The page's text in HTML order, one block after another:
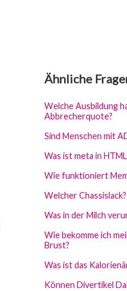
Ähnliche
Welche Ausbildung
Abbrecherquote?
Sind Menschen mit
Was ist meta in
Wie funktioniert
Welcher Chassislack?
Was in der Milch
Wie bekomme ich
Brust?
Was ist das
Können Divertikel